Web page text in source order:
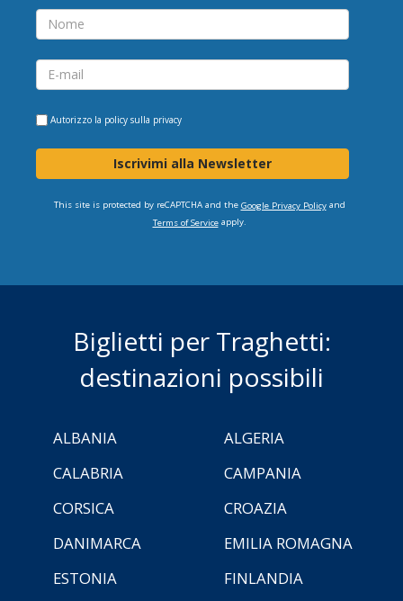
Autorizzo la policy sulla privacy
Iscrivimi alla Newsletter
This site is protected by reCAPTCHA and the Google Privacy Policyand
Terms of Serviceapply.
Biglietti per Traghetti:
destinazioni possibili
ALBANIA
ALGERIA
CALABRIA
CAMPANIA
CORSICA
CROAZIA
DANIMARCA
EMILIA ROMAGNA
ESTONIA
FINLANDIA